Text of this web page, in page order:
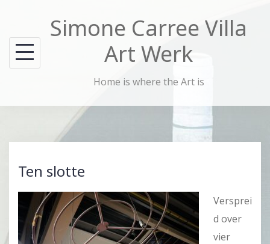
content
Simone Carree Villa
Art Werk
Home is where the Art is
Ten slotte
Versprei
d over
vier